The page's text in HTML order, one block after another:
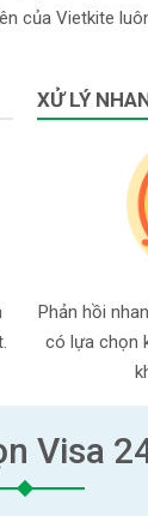
của Vietkite
XỬ LÝ
Phản hồi
có lựa chọn
Visa